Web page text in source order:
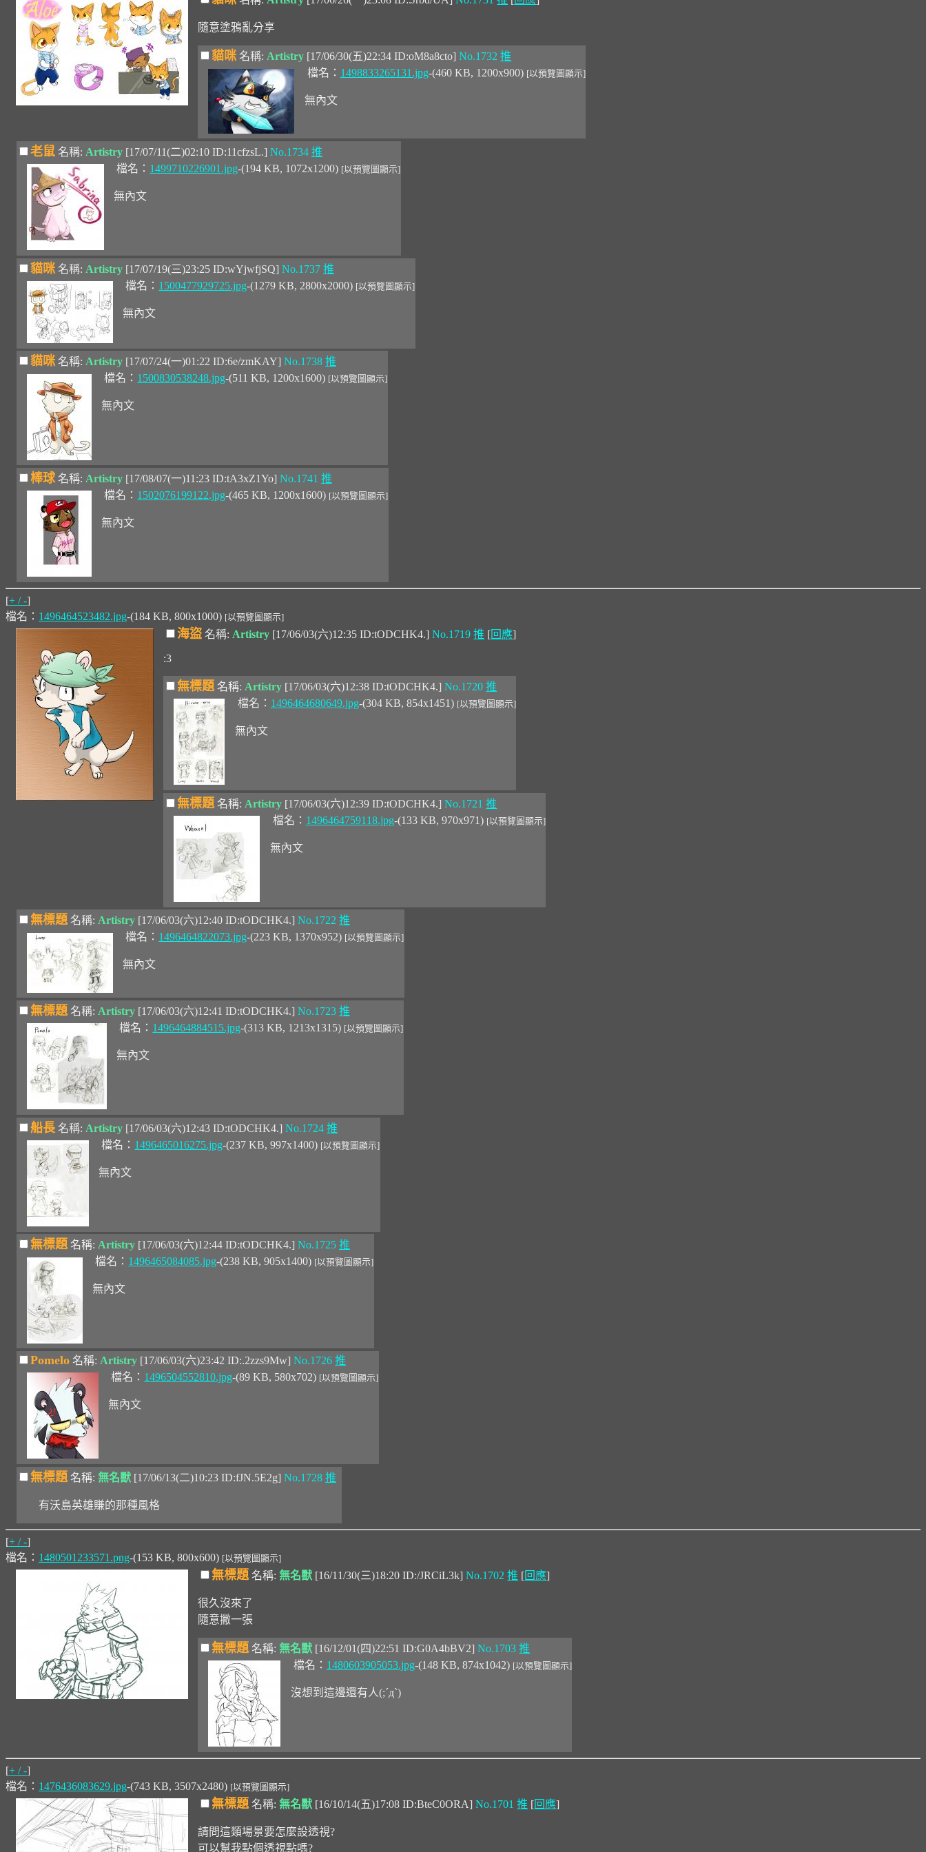
隨意塗鴉亂分享
貓咪 名稱: Artistry [17/06/30(五)22:34 ID:oM8a8cto]No.1732 推
檔名： 1498833265131.jpg-(460 KB, 1200x900) [以預覽圖顯示]
無內文
老鼠 名稱: Artistry [17/07/11(二)02:10 ID:11cfzsL.] No.1734 推
檔名： 1499710226901.jpg-(194 KB, 1072x1200) [以預覽圖顯示]
無內文
貓咪 名稱: Artistry [17/07/19(三)23:25 ID:wYjwfjSQ] No.1737 推
檔名： 1500477929725.jpg-(1279 KB, 2800x2000) [以預覽圖顯示]
無內文
貓咪 名稱: Artistry [17/07/24(一)01:22 ID:6e/zmKAY] No.1738 推
檔名： 1500830538248.jpg-(511 KB, 1200x1600) [以預覽圖顯示]
無內文
棒球 名稱: Artistry [17/08/07(一)11:23 ID:tA3xZ1Yo] No.1741 推
檔名： 1502076199122.jpg-(465 KB, 1200x1600) [以預覽圖顯示]
無內文
[+ / -]
檔名： 1496464523482.jpg-(184 KB, 800x1000) [以預覽圖顯示]
海盜 名稱: Artistry [17/06/03(六)12:35 ID:tODCHK4.]No.1719 推 [回應]
:3
無標題 名稱: Artistry [17/06/03(六)12:38 ID:tODCHK4.]No.1720 推
檔名： 1496464680649.jpg-(304 KB, 854x1451) [以預覽圖顯示]
無內文
無標題 名稱: Artistry [17/06/03(六)12:39 ID:tODCHK4.]No.1721 推
檔名： 1496464759118.jpg-(133 KB, 970x971) [以預覽圖顯示]
無內文
無標題 名稱: Artistry [17/06/03(六)12:40 ID:tODCHK4.] No.1722 推
檔名： 1496464822073.jpg-(223 KB, 1370x952) [以預覽圖顯示]
無內文
無標題 名稱: Artistry [17/06/03(六)12:41 ID:tODCHK4.] No.1723 推
檔名： 1496464884515.jpg-(313 KB, 1213x1315) [以預覽圖顯示]
無內文
船長 名稱: Artistry [17/06/03(六)12:43 ID:tODCHK4.] No.1724 推
檔名： 1496465016275.jpg-(237 KB, 997x1400) [以預覽圖顯示]
無內文
無標題 名稱: Artistry [17/06/03(六)12:44 ID:tODCHK4.] No.1725 推
檔名： 1496465084085.jpg-(238 KB, 905x1400) [以預覽圖顯示]
無內文
Pomelo 名稱: Artistry [17/06/03(六)23:42 ID:.2zzs9Mw] No.1726 推
檔名： 1496504552810.jpg-(89 KB, 580x702) [以預覽圖顯示]
無內文
無標題 名稱: 無名獸 [17/06/13(二)10:23 ID:fJN.5E2g] No.1728 推
有沃島英雄賺的那種風格
[+ / -]
檔名： 1480501233571.png-(153 KB, 800x600) [以預覽圖顯示]
無標題 名稱:無名獸 [16/11/30(三)18:20 ID:/JRCiL3k]No.1702 推 [回應]
很久沒來了
隨意撇一張
無標題 名稱: 無名獸 [16/12/01(四)22:51 ID:G0A4bBV2]No.1703 推
檔名： 1480603905053.jpg-(148 KB, 874x1042) [以預覽圖顯示]
沒想到這邊還有人(;ˊдˋ)
[+ / -]
檔名： 1476436083629.jpg-(743 KB, 3507x2480) [以預覽圖顯示]
無標題 名稱:無名獸 [16/10/14(五)17:08 ID:BteC0ORA]No.1701 推 [回應]
請問這類場景要怎麼設透視?
可以幫我點個透視點嗎?